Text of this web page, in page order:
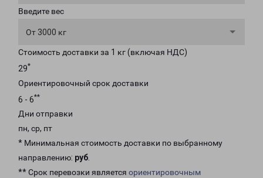
Введите вес
От 3000 кг
Стоимость доставки за 1 кг (включая НДС)
29*
Ориентировочный срок доставки
6 - 6**
Дни отправки
пн, ср, пт
* Минимальная стоимость доставки по выбранному
направлению: руб.
** Срок перевозки является ориентировочным